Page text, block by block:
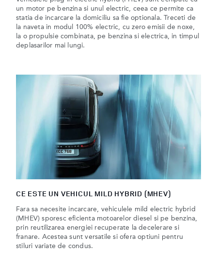
un motor pe benzina si unul electric, ceea ce permite ca
statia de incarcare la domiciliu sa fie optionala. Treceti de
la naveta in modul 100% electric, cu zero emisii de noxe,
la o propulsie combinata, pe benzina si electrica, in timpul
deplasarilor mai lungi.
CE ESTE UN VEHICUL MILD HYBRID (MHEV)
Fara sa necesite incarcare, vehiculele mild electric hybrid
(MHEV) sporesc eficienta motoarelor diesel si pe benzina,
prin reutilizarea energiei recuperate la decelerare si
franare. Acestea sunt versatile si ofera optiuni pentru
stiluri variate de condus.